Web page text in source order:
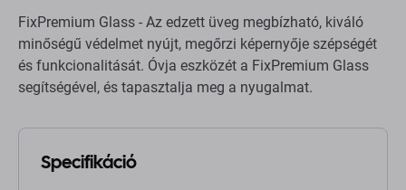
FixPremium Glass - Az edzett üveg megbízható, kiváló
minőségű védelmet nyújt, megőrzi képernyője szépségét
és funkcionalitását. Óvja eszközét a FixPremium Glass
segítségével, és tapasztalja meg a nyugalmat.
Specifikáció